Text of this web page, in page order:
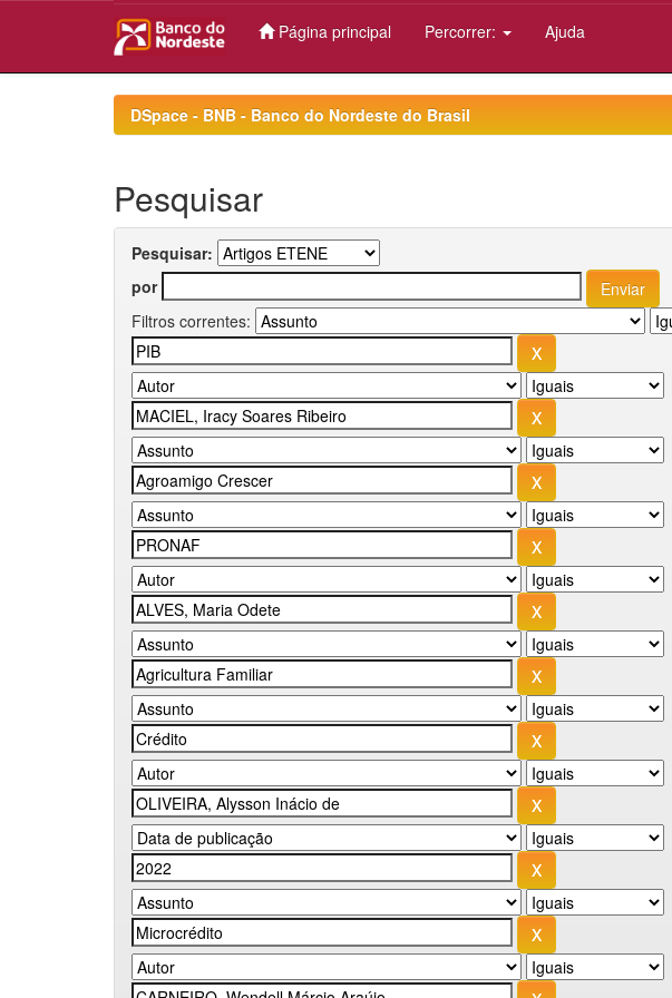
Página principal Percorrer: Ajuda
DSpace - BNB - Banco do Nordeste do Brasil
Pesquisar
Pesquisar:
por
Filtros correntes: